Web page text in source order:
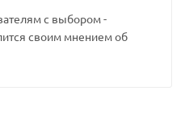
с выбором -
своим мнением об